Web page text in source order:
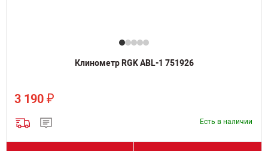
Клинометр RGK ABL-1 751926
3 190 ₽
Есть в наличии